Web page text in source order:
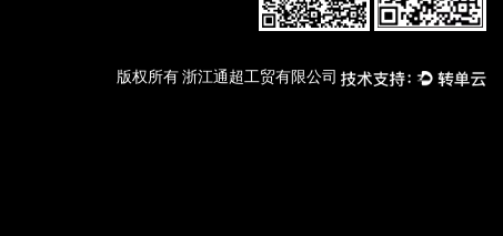
版权所有 浙江通超工贸有限公司